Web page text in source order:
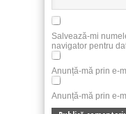
Salvează-mi
navigator pentru
Anunță-mă prin e-
Anunță-mă prin e-